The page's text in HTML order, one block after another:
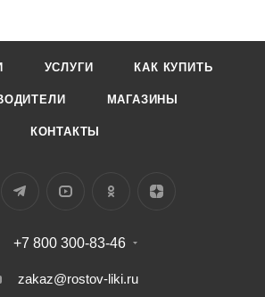
УСЛУГИ КАК КУПИТЬ
МАГАЗИНЫ
КОНТАКТЫ
+7 800 300-83-46
zakaz@rostov-liki.ru